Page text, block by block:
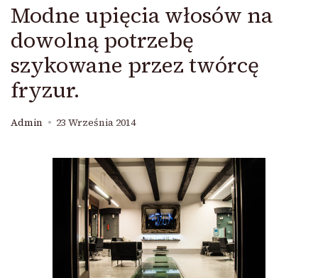
Modne upięcia włosów na
dowolną potrzebę
szykowane przez twórcę
fryzur.
Admin 23 Września 2014